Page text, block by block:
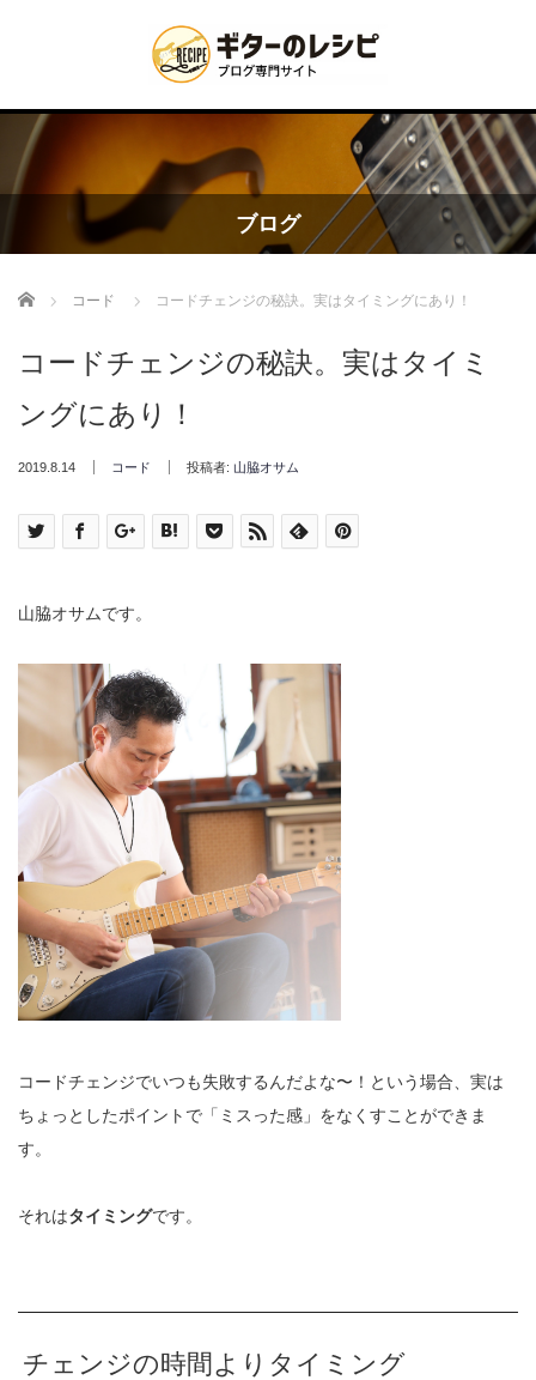
ブログ
Home コード コードチェンジの秘訣。実はタイミングにあり！
コードチェンジの秘訣。実はタイミ
ングにあり！
2019.8.14 コード 投稿者: 山脇オサム
山脇オサムです。
コードチェンジでいつも失敗するんだよな〜！という場合、実は
ちょっとしたポイントで「ミスった感」をなくすことができま
す。
それはタイミングです。
チェンジの時間よりタイミング